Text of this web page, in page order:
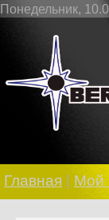
Понедельник,
Главная Мой